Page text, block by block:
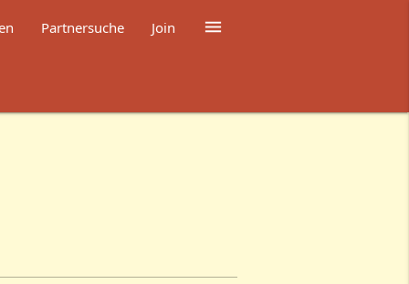

Partnersuche Join